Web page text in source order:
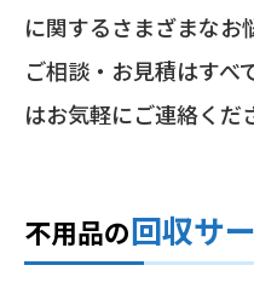
に関するさまざまなお
ご相談・お見積はすべ
はお気軽にご連絡くだ
不用品の回収サ